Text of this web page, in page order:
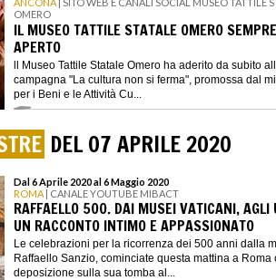
ANCONA | SITO WEB E CANALI SOCIAL MUSEO TATTILE
OMERO
IL MUSEO TATTILE STATALE OMERO SEMPRE
APERTO
ll Museo Tattile Statale Omero ha aderito da subito
campagna "La cultura non si ferma", promossa dal
per i Beni e le Attività Cu...
DEL 07 APRILE 2020
Dal 6 Aprile 2020 al 6 Maggio 2020
ROMA | CANALE YOUTUBE MIBACT
RAFFAELLO 500. DAI MUSEI VATICANI, AGLI
UN RACCONTO INTIMO E APPASSIONATO
Le celebrazioni per la ricorrenza dei 500 anni dalla
Raffaello Sanzio, cominciate questa mattina a Roma
deposizione sulla sua tomba al...